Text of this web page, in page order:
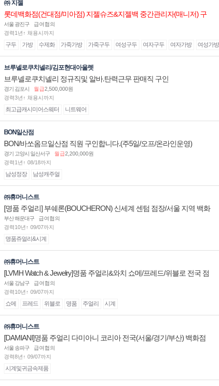
㈜ 지젤
롯데백화점(건대점/미아점) 지젤슈즈&지젤백 중간관리자(매니저) 구
인합니다
서울 광진구
급여협의
경력1년↑ 채용시까지
구두 가방 수제화 가죽가방 가죽구두 여성구두 여자구두 여자가방 여성가방
브루넬로쿠치넬리/김포현대아울렛
브루넬로쿠치넬리 정규직및 알바.탄력근무 판매직 구인
경기 김포시 월급2,500,000원
경력3년↑ 채용시까지
최고급캐시미어스웨터 니트웨어
BON일산점
BON/바쏘옴므일산점 직원 구인합니다.(주5일/오프/온라인운영)
경기 고양시 일산서구 월급2,200,000원
경력1년↑ 08/18까지
남성정장 남성캐주얼
㈜휴머니스트
[명품 주얼리] 부쉐론(BOUCHERON) 신세계 센텀 점장/서울 지역 백화
점 판매사원 채용
부산 해운대구
급여협의
경력10년↑ 09/07까지
명품쥬얼리&시계
㈜휴머니스트
[LVMH Watch & Jewelry]명품 주얼리&와치 쇼메/프레드/위블로 전국 점
장/부점장/판매사원 채용
서울 강남구
급여협의
경력10년↑ 09/07까지
쇼메 프레드 위블로 명품 주얼리 시계
㈜휴머니스트
[DAMIANI]명품 주얼리 다미아니 코리아 전국(서울/경기/부산) 백화점
부점장/판매사원 채용
서울 송파구
급여협의
경력8년↑ 09/07까지
시계및귀금속제품